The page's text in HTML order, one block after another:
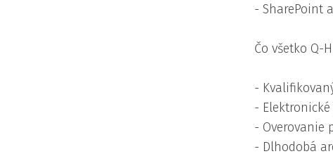
- SharePoint
Čo všetko Q-
-
-
- Overovanie
- Dlhodobá